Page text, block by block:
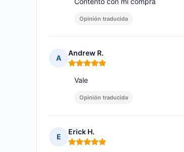
Opinión traducida
A
Andrew R.
Nota: 5 de 5
Vale
Opinión traducida
E
Erick H.
Nota: 5 de 5